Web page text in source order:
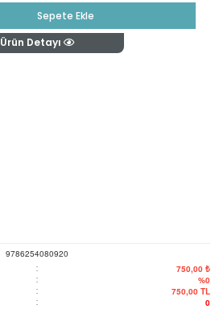
Sepete Ekle
Ürün Detayı
9786254080920
: 750,00 ₺
: %0
: 750,00 TL
: 0